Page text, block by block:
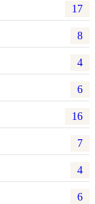
17
8
4
6
16
7
4
6